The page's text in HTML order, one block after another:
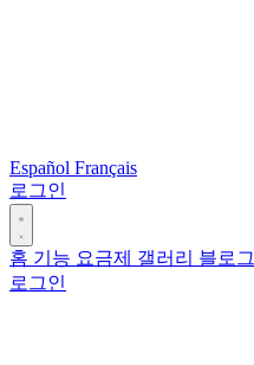
Español Français
로그인
홈 기능 요금제 갤러리 블로그
로그인